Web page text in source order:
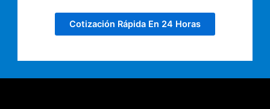
Cotización Rápida En 24 Horas